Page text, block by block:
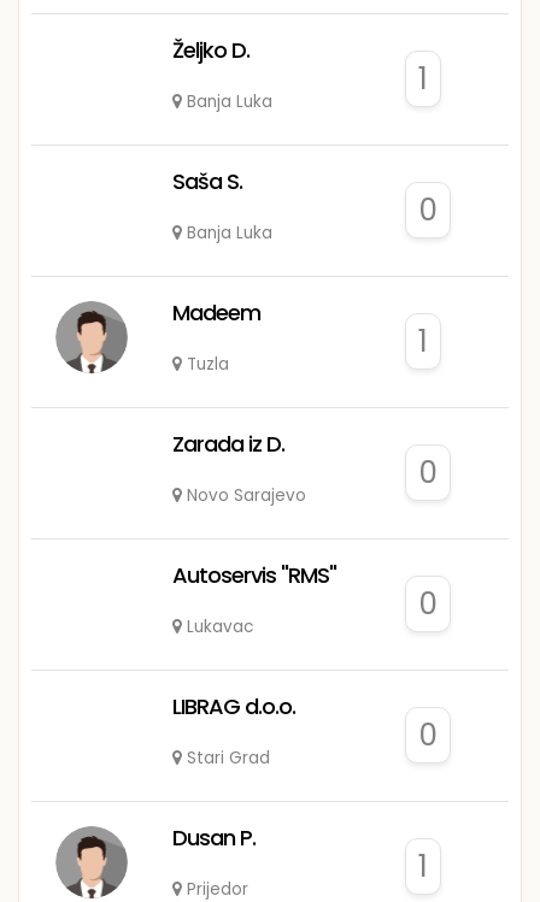
Željko D.
Banja Luka
1
Saša S.
Banja Luka
0
Madeem
Tuzla
1
Zarada iz D.
Novo Sarajevo
0
Autoservis "RMS"
Lukavac
0
LIBRAG d.o.o.
Stari Grad
0
Dusan P.
Prijedor
1